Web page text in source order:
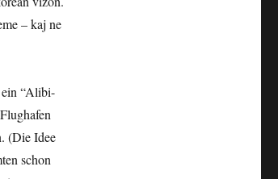
– kaj ne
ein “Alibi-
(Die Idee
schon